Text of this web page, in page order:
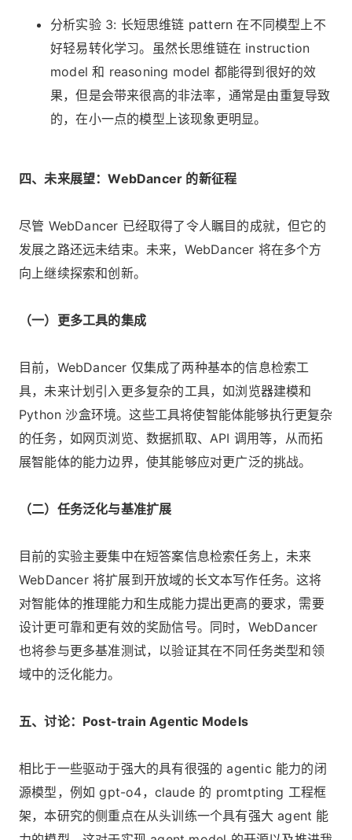
分析实验 3: 长短思维链 pattern 在不同模型上不
好轻易转化学习。虽然长思维链在 instruction
model 和 reasoning model 都能得到很好的效
果，但是会带来很高的非法率，通常是由重复导致
的，在小一点的模型上该现象更明显。
四、未来展望：WebDancer 的新征程
尽管 WebDancer 已经取得了令人瞩目的成就，但它的
发展之路还远未结束。未来，WebDancer 将在多个方
向上继续探索和创新。
（一）更多工具的集成
目前，WebDancer 仅集成了两种基本的信息检索工
具，未来计划引入更多复杂的工具，如浏览器建模和
Python 沙盒环境。这些工具将使智能体能够执行更复杂
的任务，如网页浏览、数据抓取、API 调用等，从而拓
展智能体的能力边界，使其能够应对更广泛的挑战。
（二）任务泛化与基准扩展
目前的实验主要集中在短答案信息检索任务上，未来
WebDancer 将扩展到开放域的长文本写作任务。这将
对智能体的推理能力和生成能力提出更高的要求，需要
设计更可靠和更有效的奖励信号。同时，WebDancer
也将参与更多基准测试，以验证其在不同任务类型和领
域中的泛化能力。
五、讨论：Post-train Agentic Models
相比于一些驱动于强大的具有很强的 agentic 能力的闭
源模型，例如 gpt-o4，claude 的 promtpting 工程框
架，本研究的侧重点在从头训练一个具有强大 agent 能